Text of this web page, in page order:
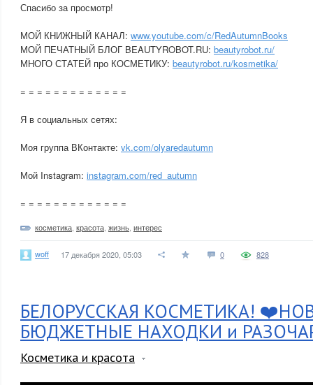
Спасибо за просмотр!
МОЙ КНИЖНЫЙ КАНАЛ: www.youtube.com/c/RedAutumnBooks
МОЙ ПЕЧАТНЫЙ БЛОГ BEAUTYROBOT.RU: beautyrobot.ru/
МНОГО СТАТЕЙ про КОСМЕТИКУ: beautyrobot.ru/kosmetika/
= = = = = = = = = = = = =
Я в социальных сетях:
Моя группа ВКонтакте: vk.com/olyaredautumn
Мой Instagram: instagram.com/red_autumn
= = = = = = = = = = = = =
косметика красота жизнь интерес
woff 17 декабря 2020, 05:03 0 828
БЕЛОРУССКАЯ КОСМЕТИКА!
БЮДЖЕТНЫЕ НАХОДКИ и
Косметика и красота